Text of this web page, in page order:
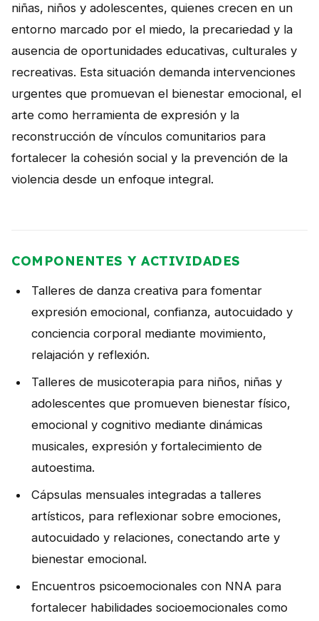
niñas, niños y adolescentes, quienes crecen en un
entorno marcado por el miedo, la precariedad y la
ausencia de oportunidades educativas, culturales y
recreativas. Esta situación demanda intervenciones
urgentes que promuevan el bienestar emocional, el
arte como herramienta de expresión y la
reconstrucción de vínculos comunitarios para
fortalecer la cohesión social y la prevención de la
violencia desde un enfoque integral.
COMPONENTES Y ACTIVIDADES
Talleres de danza creativa para fomentar
expresión emocional, confianza, autocuidado y
conciencia corporal mediante movimiento,
relajación y reflexión.
Talleres de musicoterapia para niños, niñas y
adolescentes que promueven bienestar físico,
emocional y cognitivo mediante dinámicas
musicales, expresión y fortalecimiento de
autoestima.
Cápsulas mensuales integradas a talleres
artísticos, para reflexionar sobre emociones,
autocuidado y relaciones, conectando arte y
bienestar emocional.
Encuentros psicoemocionales con NNA para
fortalecer habilidades socioemocionales como